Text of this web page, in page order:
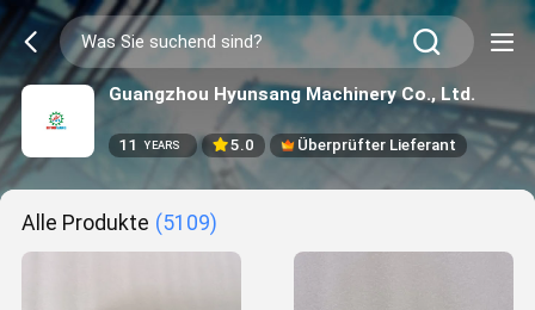
Guangzhou Hyunsang Machinery Co., Ltd.
11 YEARS 5.0 Überprüfter Lieferant
Alle Produkte (5109)